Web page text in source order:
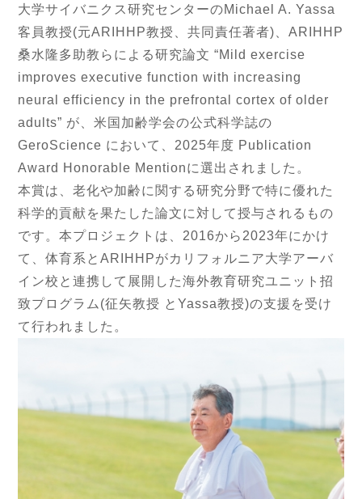
大学サイバニクス研究センターのMichael A. Yassa
客員教授(元ARIHHP教授、共同責任著者)、ARIHHP
桑水隆多助教らによる研究論文 “Mild exercise
improves executive function with increasing
neural efficiency in the prefrontal cortex of older
adults” が、米国加齢学会の公式科学誌の
GeroScience において、2025年度 Publication
Award Honorable Mentionに選出されました。
本賞は、老化や加齢に関する研究分野で特に優れた
科学的貢献を果たした論文に対して授与されるもの
です。本プロジェクトは、2016から2023年にかけ
て、体育系とARIHHPがカリフォルニア大学アーバ
イン校と連携して展開した海外教育研究ユニット招
致プログラム(征矢教授 とYassa教授)の支援を受け
て行われました。